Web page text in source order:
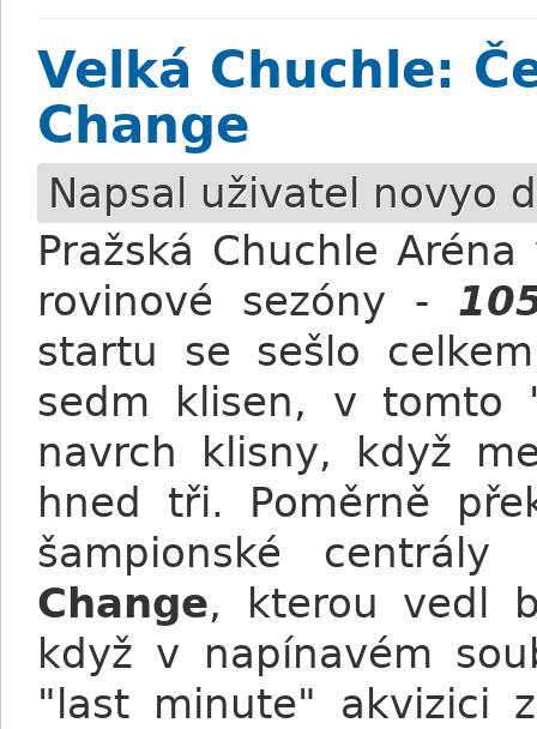
Velká Chuchle:
Change
Napsal uživatel novyo
Pražská Chuchle
rovinové sezóny -
startu se sešlo
sedm klisen, v tomto
navrch klisny, když
hned tři. Poměrně
šampionské
Change, kterou vedl
když v napínavém
"last minute" akvizici